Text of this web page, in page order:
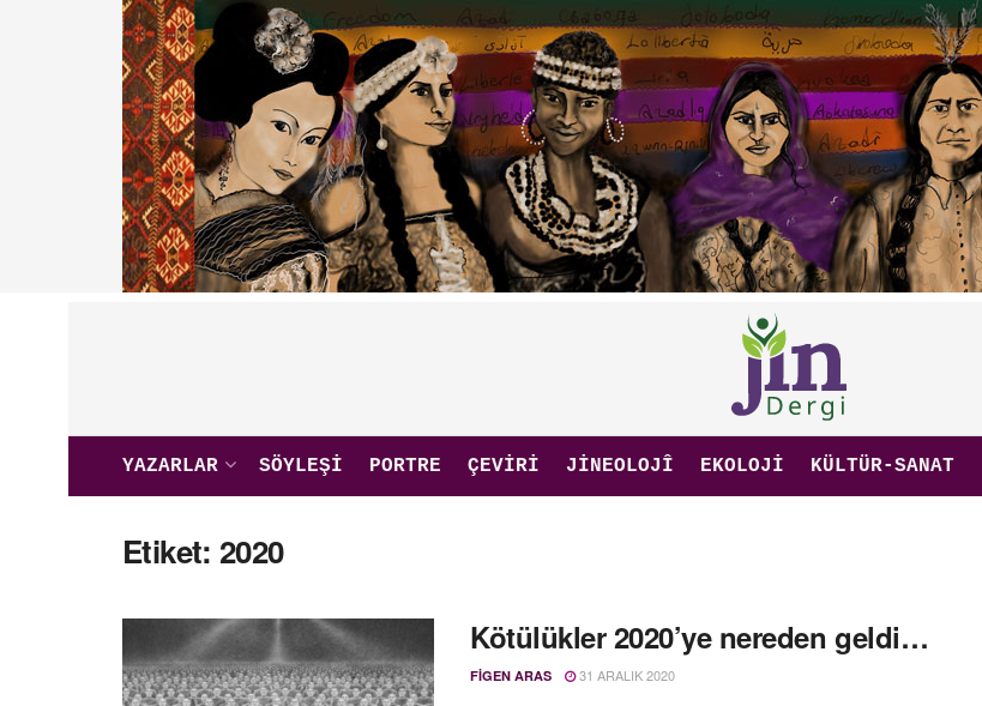
YAZARLAR SÖYLEŞI PORTRE ÇEVIRI JINEOLOJÎ EKOLOJI KÜLTÜR-SANAT
Etiket: 2020
Kötülükler 2020’ye nereden geldi…
FIGEN ARAS 31 ARALIK 2020